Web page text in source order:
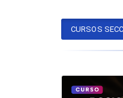
CURSOS